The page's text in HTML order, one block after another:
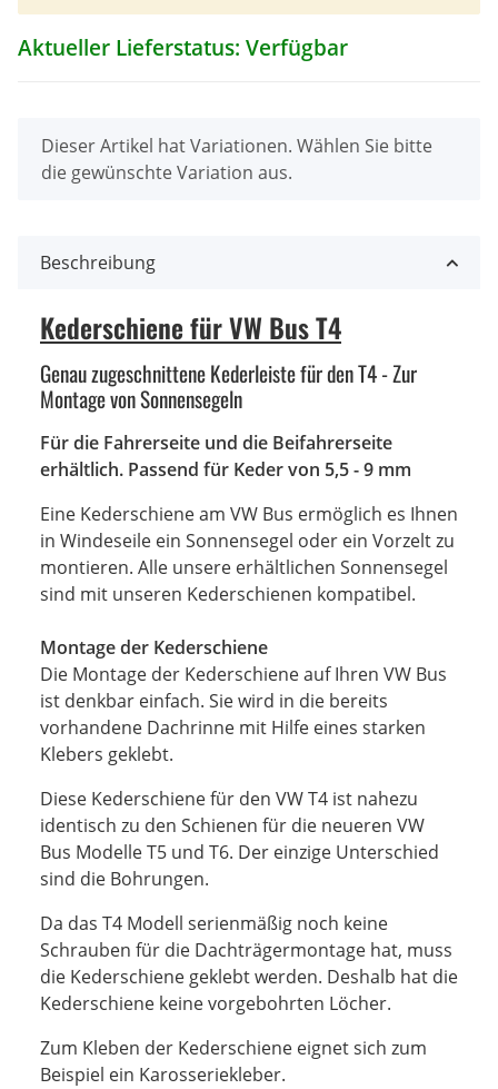
Aktueller Lieferstatus: Verfügbar
x
Dieser Artikel hat Variationen. Wählen Sie bitte
die gewünschte Variation aus.
Beschreibung
Kederschiene für VW Bus T4
Genau zugeschnittene Kederleiste für den T4 - Zur
Montage von Sonnensegeln
Für die Fahrerseite und die Beifahrerseite
erhältlich. Passend für Keder von 5,5 - 9 mm
Eine Kederschiene am VW Bus ermöglich es Ihnen
in Windeseile ein Sonnensegel oder ein Vorzelt zu
montieren. Alle unsere erhältlichen Sonnensegel
sind mit unseren Kederschienen kompatibel.
Montage der Kederschiene
Die Montage der Kederschiene auf Ihren VW Bus
ist denkbar einfach. Sie wird in die bereits
vorhandene Dachrinne mit Hilfe eines starken
Klebers geklebt.
Diese Kederschiene für den VW T4 ist nahezu
identisch zu den Schienen für die neueren VW
Bus Modelle T5 und T6. Der einzige Unterschied
sind die Bohrungen.
Da das T4 Modell serienmäßig noch keine
Schrauben für die Dachträgermontage hat, muss
die Kederschiene geklebt werden. Deshalb hat die
Kederschiene keine vorgebohrten Löcher.
Zum Kleben der Kederschiene eignet sich zum
Beispiel ein Karosseriekleber.